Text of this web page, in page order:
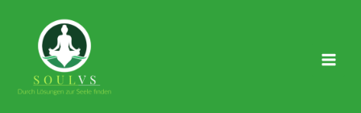
springen
Main